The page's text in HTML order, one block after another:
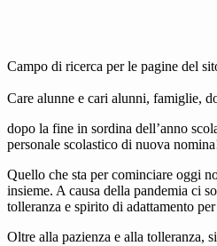
Campo di ricerca per le pagine del
Care alunne e cari alunni, famiglie,
dopo la fine in sordina dell’anno
personale scolastico di nuova
Quello che sta per cominciare oggi
insieme. A causa della pandemia ci
tolleranza e spirito di adattamento
Oltre alla pazienza e alla tolleranza,